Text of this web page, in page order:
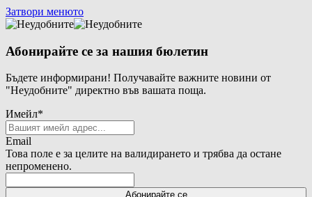
Затвори менюто
Абонирайте се за нашия бюлетин
Бъдете информирани! Получавайте важните новини от
"Неудобните" директно във вашата поща.
Имейл*
Email
Това поле е за целите на валидирането и трябва да остане
непроменено.